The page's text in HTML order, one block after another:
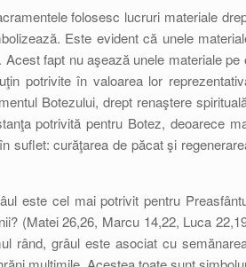
folosesc lucruri materiale
Este evident că unele
fapt nu aşează unele materiale pe
potrivite în valoarea lor
Botezului, drept renaştere
potrivită pentru Botez, deoarece
suflet: curăţarea de păcat şi
este cel mai potrivit pentru
(Matei 26,26, Marcu 14,22, Luca
rând, grâul este asociat cu